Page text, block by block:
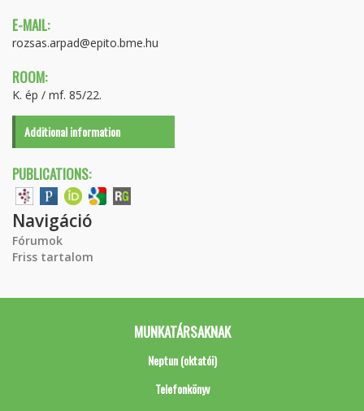
E-MAIL:
rozsas.arpad@epito.bme.hu
ROOM:
K. ép / mf. 85/22.
Additional information
PUBLICATIONS:
Navigáció
Fórumok
Friss tartalom
MUNKATÁRSAKNAK
Neptun (oktatói)
Telefonkönyv